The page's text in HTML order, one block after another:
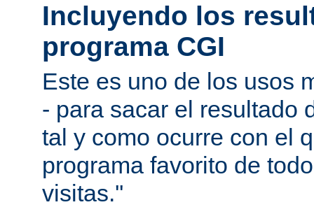
Incluyendo los
programa CGI
Este es uno de los usos
- para sacar el resultado
tal y como ocurre con el
programa favorito de
visitas.''